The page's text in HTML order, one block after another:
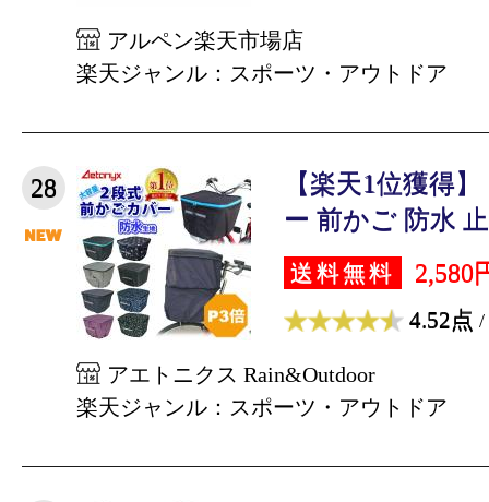
アルペン楽天市場店
楽天ジャンル：スポーツ・アウトドア
28
【楽天1位獲得
ー 前かご 防水
送料無料 2,580
4.52点 /
アエトニクス Rain&Outdoor
楽天ジャンル：スポーツ・アウトドア